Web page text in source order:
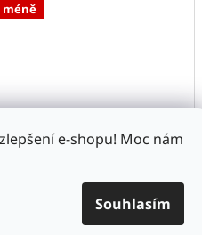
e-shopu! Moc nám
Souhlasím
méně
Skladem(>10 ks)